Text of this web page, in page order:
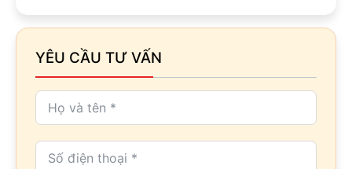
YÊU CẦU TƯ VẤN